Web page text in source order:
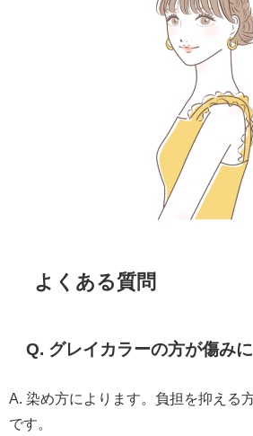
よくある質問
Q. グレイカラーの方が傷み
A. 染め方によります。負担を抑える
です。